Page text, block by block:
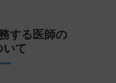
する医師の
て